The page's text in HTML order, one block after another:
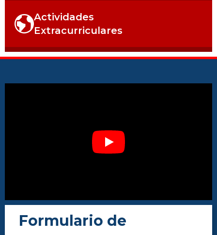
Actividades
Extracurriculares
Play
Formulario de